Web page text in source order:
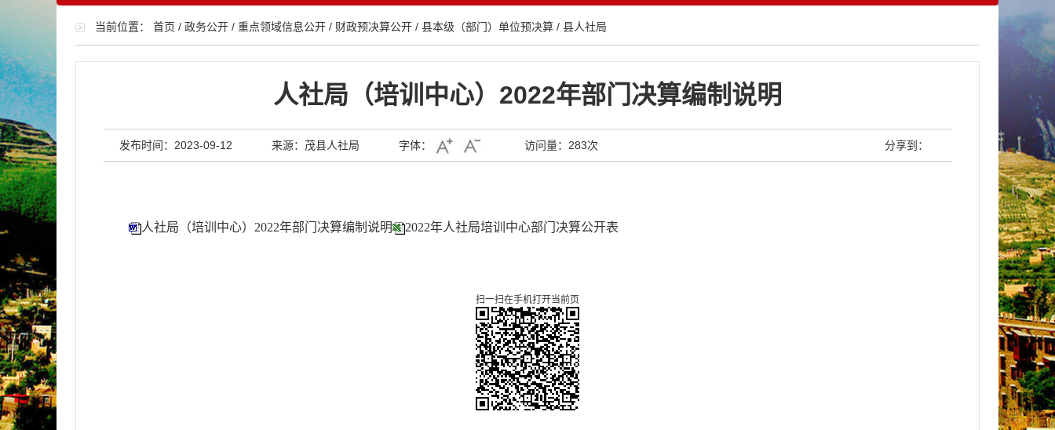
当前位置： 首页 / 政务公开 / 重点领域信息公开 / 财政预决算公开 / 县本级（部门）单位预决算 / 县人社局
人社局（培训中心）2022年部门决算编制说明
发布时间：2023-09-12 来源：茂县人社局 字体： 访问量： 283次 分享到：
人社局（培训中心）2022年部门决算编制说明 2022年人社局培训中心部门决算公开表
扫一扫在手机打开当前页